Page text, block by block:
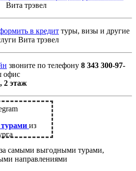
Вита трэвел
в кредит туры, визы и другие
Вита трэвел
звоните по телефону 8 343 300-97-
офис
2 этаж
турами из
самыми выгодными турами,
направлениями